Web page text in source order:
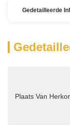
Gedetailleerde
Plaats Van